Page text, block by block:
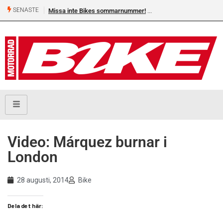
SENASTE Missa inte Bikes sommarnummer!
Video: Márquez burnar i
London
28 augusti, 2014 Bike
Dela det här: